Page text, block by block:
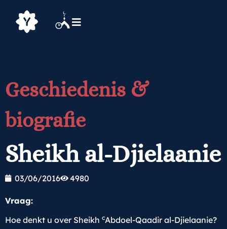
Geschiedenis &
biografie
Sheikh al-Djielaanie
03/06/2016 4980
Vraag:
Hoe denkt u over Sheikh cAbdoel-Qaadir al-Djielaanie?